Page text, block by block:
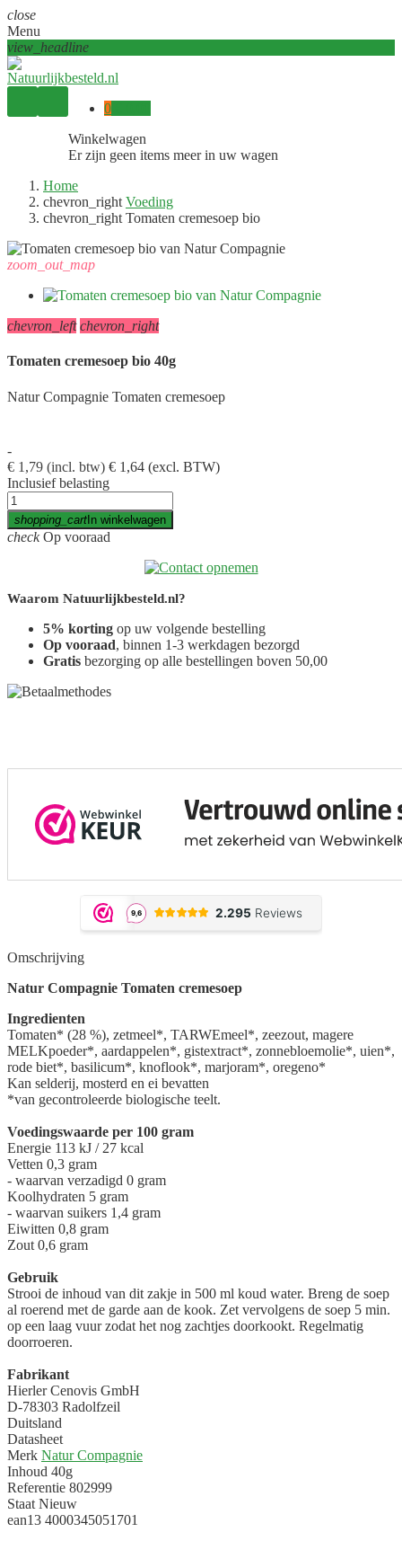
close
Menu
view_headline
0
Winkelwagen
Er zijn geen items meer in uw wagen
Home
chevron_right Voeding
chevron_right Tomaten cremesoep bio
zoom_out_map
chevron_left chevron_right
Tomaten cremesoep bio 40g
Natur Compagnie Tomaten cremesoep
-
€ 1,79 (incl. btw) € 1,64 (excl. BTW)
Inclusief belasting
shopping_cartIn winkelwagen
checkOp vooraad
Waarom Natuurlijkbesteld.nl?
5% korting op uw volgende bestelling
Op vooraad, binnen 1-3 werkdagen bezorgd
Gratis bezorging op alle bestellingen boven 50,00
Omschrijving
Natur Compagnie Tomaten cremesoep
Ingredienten
Tomaten* (28 %), zetmeel*, TARWEmeel*, zeezout, magere
MELKpoeder*, aardappelen*, gistextract*, zonnebloemolie*, uien*,
rode biet*, basilicum*, knoflook*, marjoram*, oregeno*
Kan selderij, mosterd en ei bevatten
*van gecontroleerde biologische teelt.
Voedingswaarde per 100 gram
Energie 113 kJ / 27 kcal
Vetten 0,3 gram
- waarvan verzadigd 0 gram
Koolhydraten 5 gram
- waarvan suikers 1,4 gram
Eiwitten 0,8 gram
Zout 0,6 gram
Gebruik
Strooi de inhoud van dit zakje in 500 ml koud water. Breng de soep
al roerend met de garde aan de kook. Zet vervolgens de soep 5 min.
op een laag vuur zodat het nog zachtjes doorkookt. Regelmatig
doorroeren.
Fabrikant
Hierler Cenovis GmbH
D-78303 Radolfzeil
Duitsland
Datasheet
Merk Natur Compagnie
Inhoud 40g
Referentie 802999
Staat Nieuw
ean13 4000345051701